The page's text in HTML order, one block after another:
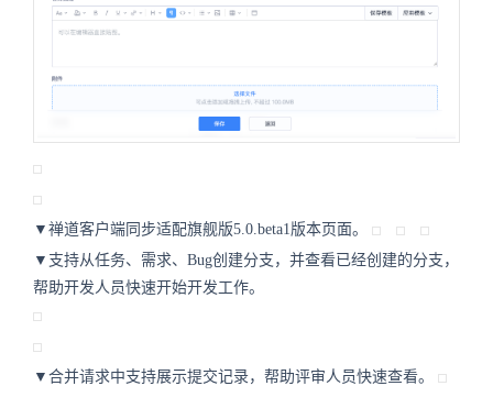
▼禅道客户端同步适配旗舰版5.0.beta1版本页面。
▼支持从任务、需求、Bug创建分支，并查看已经创建的分支，
帮助开发人员快速开始开发工作。
▼合并请求中支持展示提交记录，帮助评审人员快速查看。